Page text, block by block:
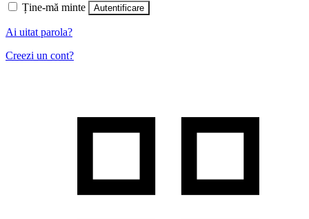
Ține-mă minte Autentificare
Ai uitat parola?
Creezi un cont?